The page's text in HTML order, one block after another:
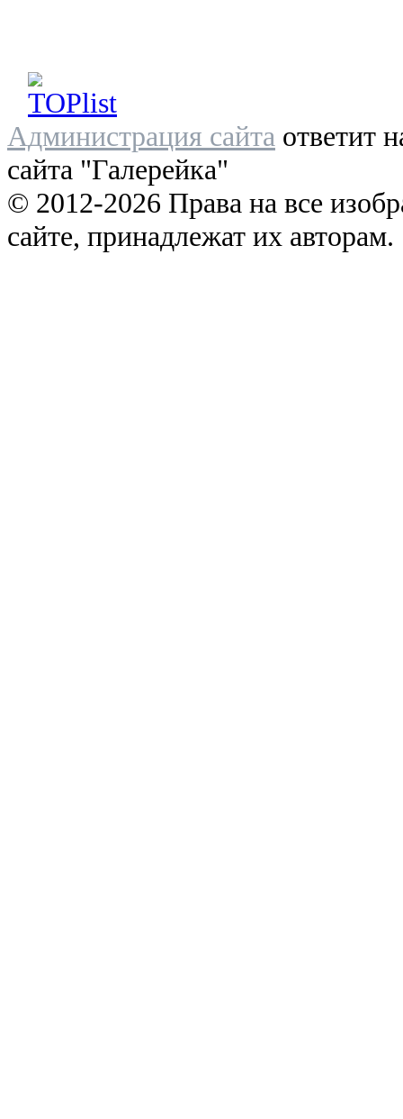
Администрация сайта ответит
сайта "Галерейка"
© 2012-2026 Права на все
сайте, принадлежат их авторам.